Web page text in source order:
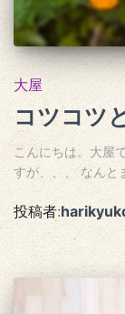
大屋
コツコツ
こんにちは。大屋
すが、、、 なん
投稿者: